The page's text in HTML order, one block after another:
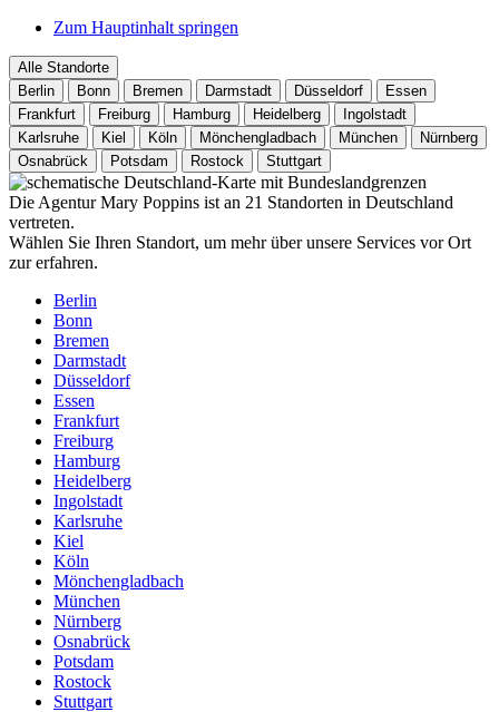
Zum Hauptinhalt springen
Alle Standorte
Berlin
Bonn Bremen Darmstadt Düsseldorf
Essen
Frankfurt
Freiburg Hamburg Heidelberg
Ingolstadt
Karlsruhe
Kiel Köln Mönchengladbach München
Nürnberg
Osnabrück
Potsdam Rostock Stuttgart
Die Agentur Mary Poppins ist an 21 Standorten in Deutschland
vertreten.
Wählen Sie Ihren Standort, um mehr über unsere Services vor Ort
zur erfahren.
Berlin
Bonn
Bremen
Darmstadt
Düsseldorf
Essen
Frankfurt
Freiburg
Hamburg
Heidelberg
Ingolstadt
Karlsruhe
Kiel
Köln
Mönchengladbach
München
Nürnberg
Osnabrück
Potsdam
Rostock
Stuttgart